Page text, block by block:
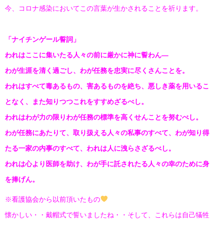
今、コロナ感染においてこの言葉が生かされることを祈ります。
「ナイチンゲール誓詞」
われはここに集いたる人々の前に厳かに神に誓わん—
わが生涯を清く過ごし、わが任務を忠実に尽くさんことを。
われはすべて毒あるもの、害あるものを絶ち、悪しき薬を用いるこ
となく、また知りつつこれをすすめざるべし。
われはわが力の限りわが任務の標準を高くせんことを努むべし。
わが任務にあたりて、取り扱える人々の私事のすべて、わが知り得
たる一家の内事のすべて、われは人に洩らさざるべし。
われは心より医師を助け、わが手に託されたる人々の幸のために身
を捧げん。
※看護協会から以前頂いたもの
懐かしい・・戴帽式で誓いましたね・・そして、これらは自己犠牲